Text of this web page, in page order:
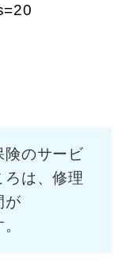
険のサービ
ろは、修理
が